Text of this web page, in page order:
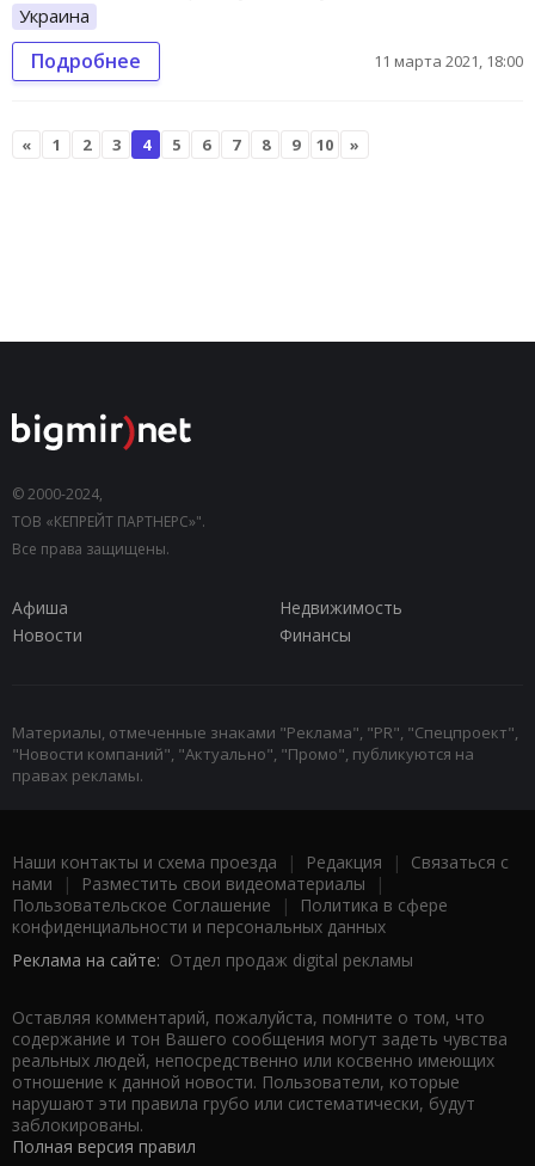
Украина
Подробнее 11 марта 2021, 18:00
« 1 2 3 4 5 6 7 8 9 10 »
© 2000-2024,
ТОВ «КЕПРЕЙТ ПАРТНЕРС»".
Все права защищены.
Афиша
Недвижимость
Новости
Финансы
Материалы, отмеченные знаками "Реклама", "PR", "Спецпроект",
"Новости компаний", "Актуально", "Промо", публикуются на
правах рекламы.
Наши контакты и схема проезда | Редакция | Связаться с
нами | Разместить свои видеоматериалы |
Пользовательское Соглашение |
Политика в сфере
конфиденциальности и персональных данных
Реклама на сайте: Отдел продаж digital рекламы
Оставляя комментарий, пожалуйста, помните о том, что
содержание и тон Вашего сообщения могут задеть чувства
реальных людей, непосредственно или косвенно имеющих
отношение к данной новости. Пользователи, которые
нарушают эти правила грубо или систематически, будут
заблокированы.
Полная версия правил